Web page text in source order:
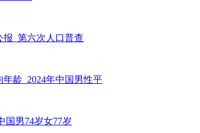
报_第六次人口普查
龄_2024年中国男性平
国男74岁女77岁